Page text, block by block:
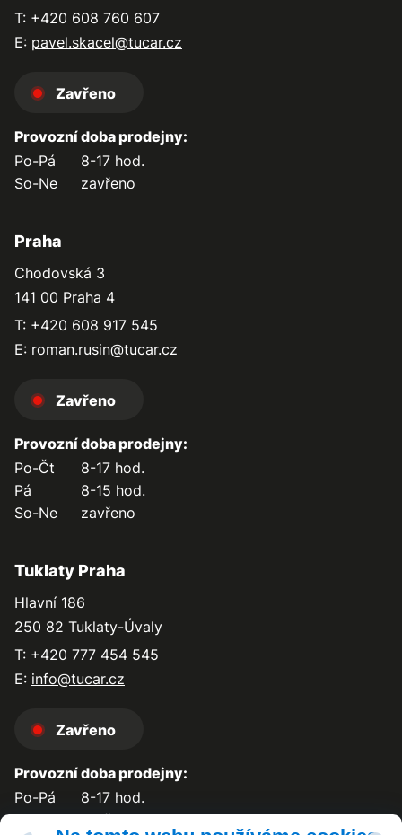
T: +420 608 760 607
E: pavel.skacel@tucar.cz
Zavřeno
Provozní doba prodejny:
Po-Pá
8-17 hod.
So-Ne
zavřeno
Praha
Chodovská 3
141 00 Praha 4
T: +420 608 917 545
E: roman.rusin@tucar.cz
Zavřeno
Provozní doba prodejny:
Po-Čt
8-17 hod.
Pá
8-15 hod.
So-Ne
zavřeno
Tuklaty Praha
Hlavní 186
250 82 Tuklaty-Úvaly
T: +420 777 454 545
E: info@tucar.cz
Zavřeno
Provozní doba prodejny:
Po-Pá
8-17 hod.
So-Ne
zavřeno